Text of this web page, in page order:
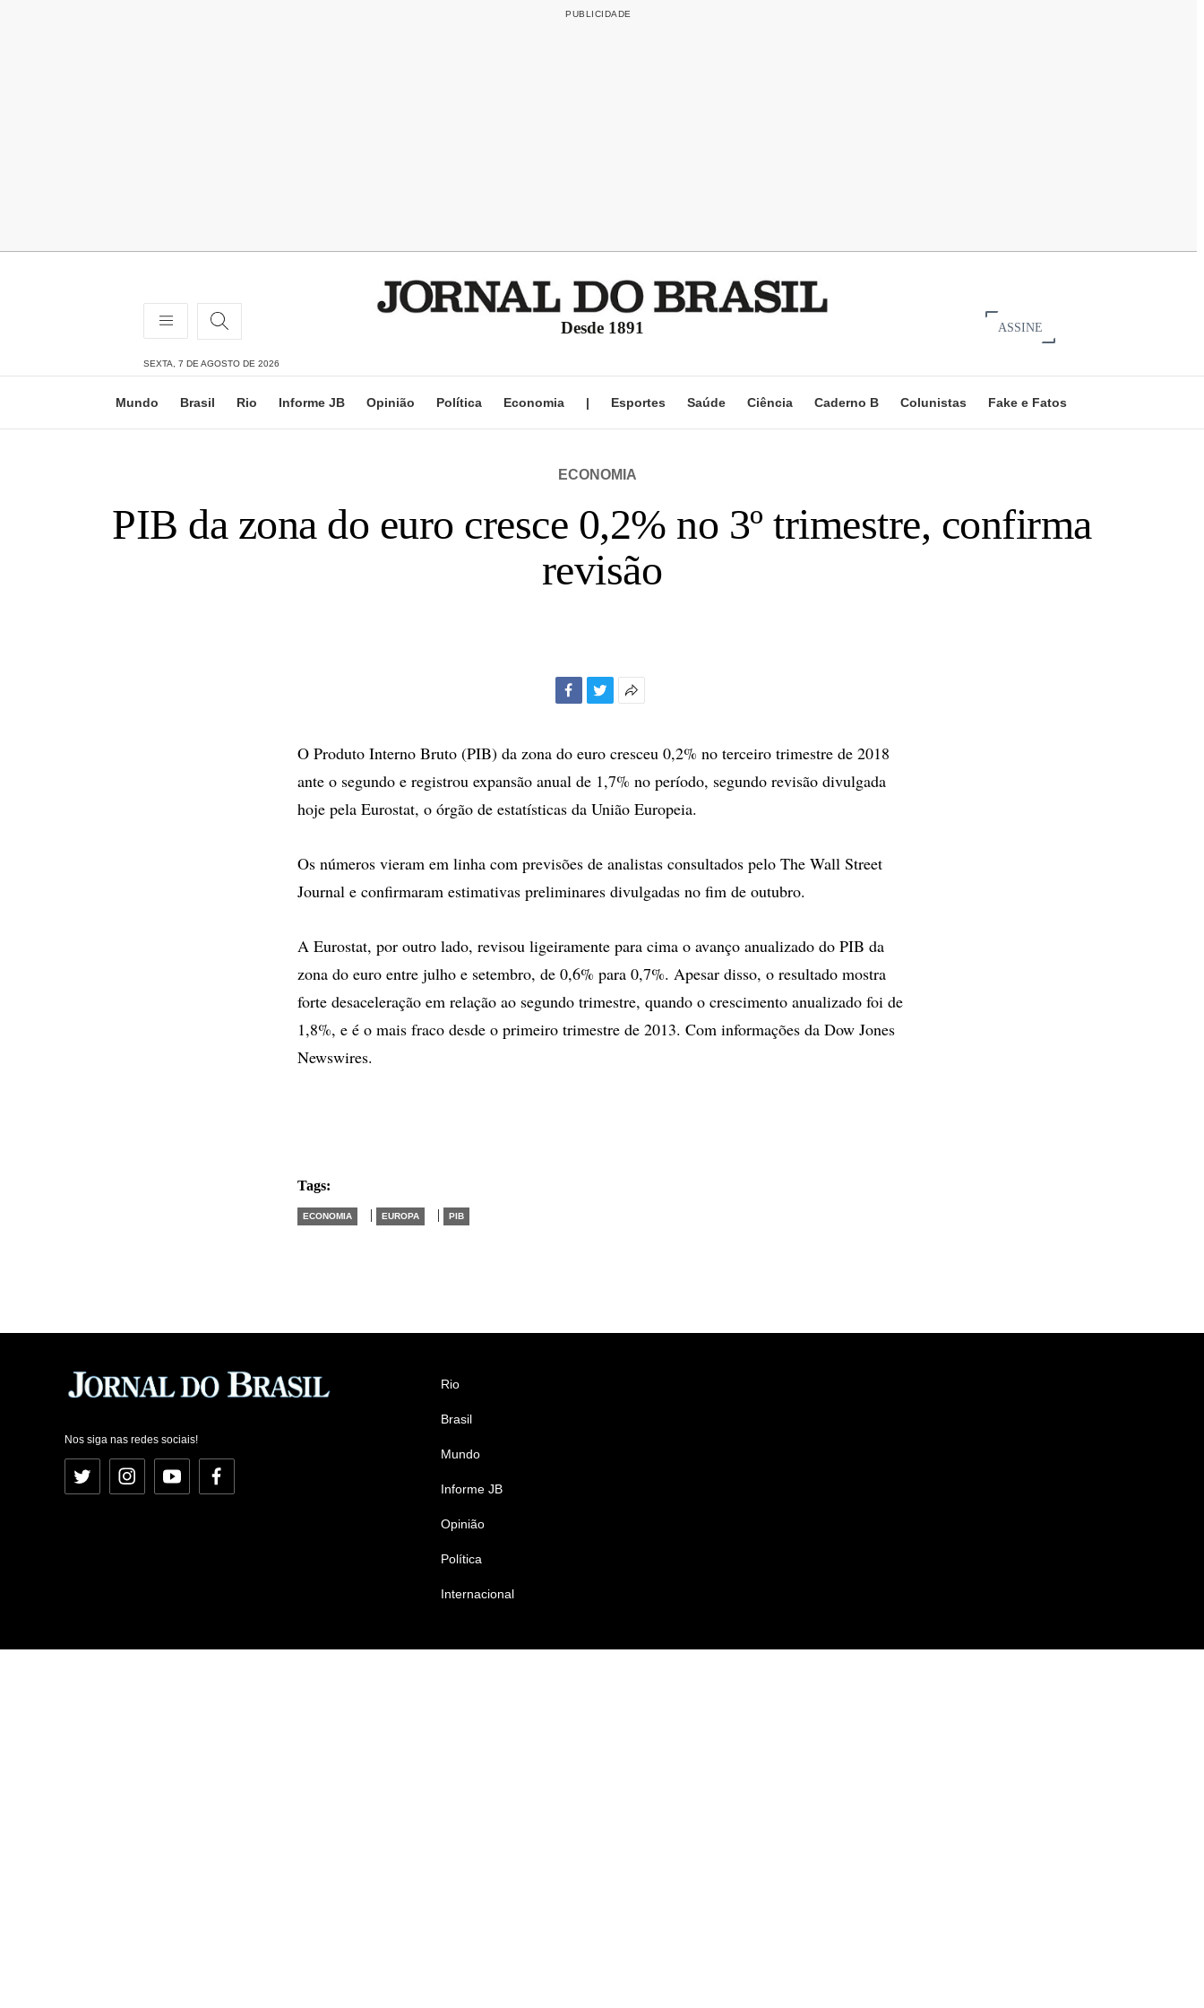
Desde 1891 ASSINE
SEXTA, 7 DE AGOSTO DE 2026
Mundo Brasil Rio Informe JB Opinião Política Economia | Esportes Saúde Ciência Caderno B Colunistas Fake e Fatos
ECONOMIA
PIB da zona do euro cresce 0,2% no 3º trimestre, confirma
revisão
compartilhamento
O Produto Interno Bruto (PIB) da zona do euro cresceu 0,2% no terceiro trimestre de 2018
ante o segundo e registrou expansão anual de 1,7% no período, segundo revisão divulgada
hoje pela Eurostat, o órgão de estatísticas da União Europeia.
Os números vieram em linha com previsões de analistas consultados pelo The Wall Street
Journal e confirmaram estimativas preliminares divulgadas no fim de outubro.
A Eurostat, por outro lado, revisou ligeiramente para cima o avanço anualizado do PIB da
zona do euro entre julho e setembro, de 0,6% para 0,7%. Apesar disso, o resultado mostra
forte desaceleração em relação ao segundo trimestre, quando o crescimento anualizado foi de
1,8%, e é o mais fraco desde o primeiro trimestre de 2013. Com informações da Dow Jones
Newswires.
Tags:
ECONOMIA | EUROPA | PIB
Nos siga nas redes sociais!
Twitter InstagramYouTubeFacebook
Rio
Brasil
Mundo
Informe JB
Opinião
Política
Internacional